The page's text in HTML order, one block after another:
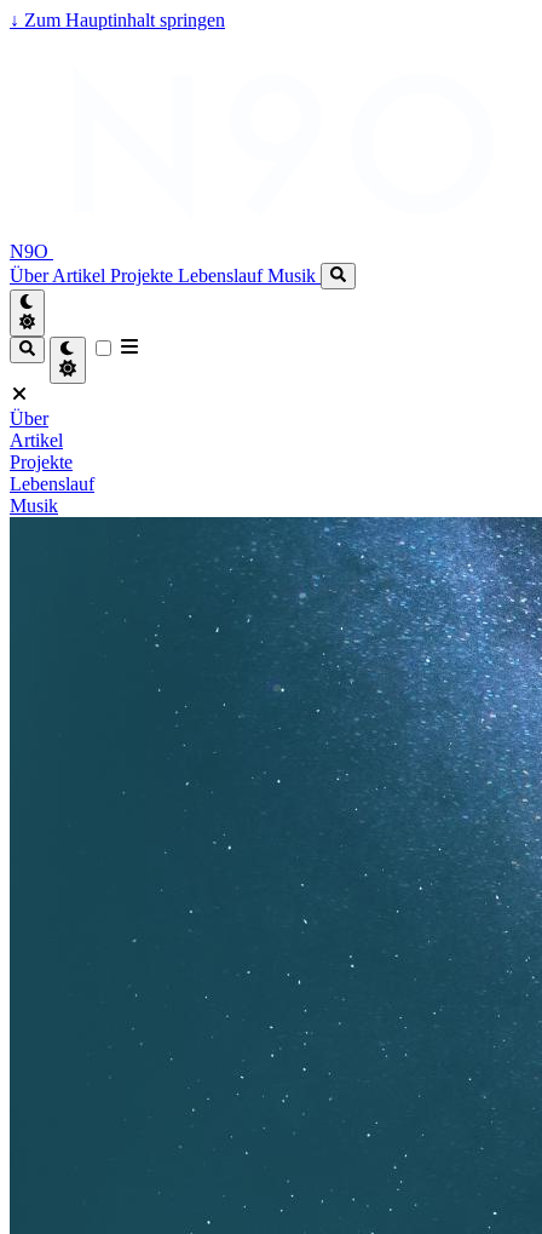
↓ Zum Hauptinhalt springen
N9O
ÜberArtikel Projekte LebenslaufMusik
Über
Artikel
Projekte
Lebenslauf
Musik